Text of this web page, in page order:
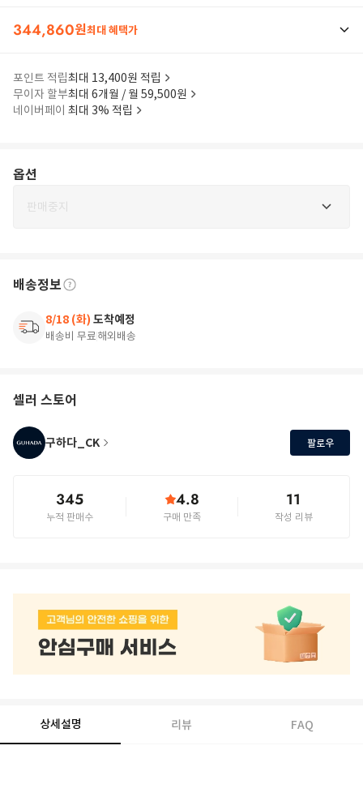
344,860원최대 혜택가
포인트 적립최대 13,400원 적립
무이자 할부최대 6개월 / 월 59,500원
네이버페이 최대 3% 적립
옵션
판매중지
배송정보
8/18 (화) 도착예정
배송비 무료해외배송
셀러 스토어
구하다_CK 팔로우
345
누적 판매수
4.8
구매 만족
11
작성 리뷰
상세설명 리뷰 FAQ